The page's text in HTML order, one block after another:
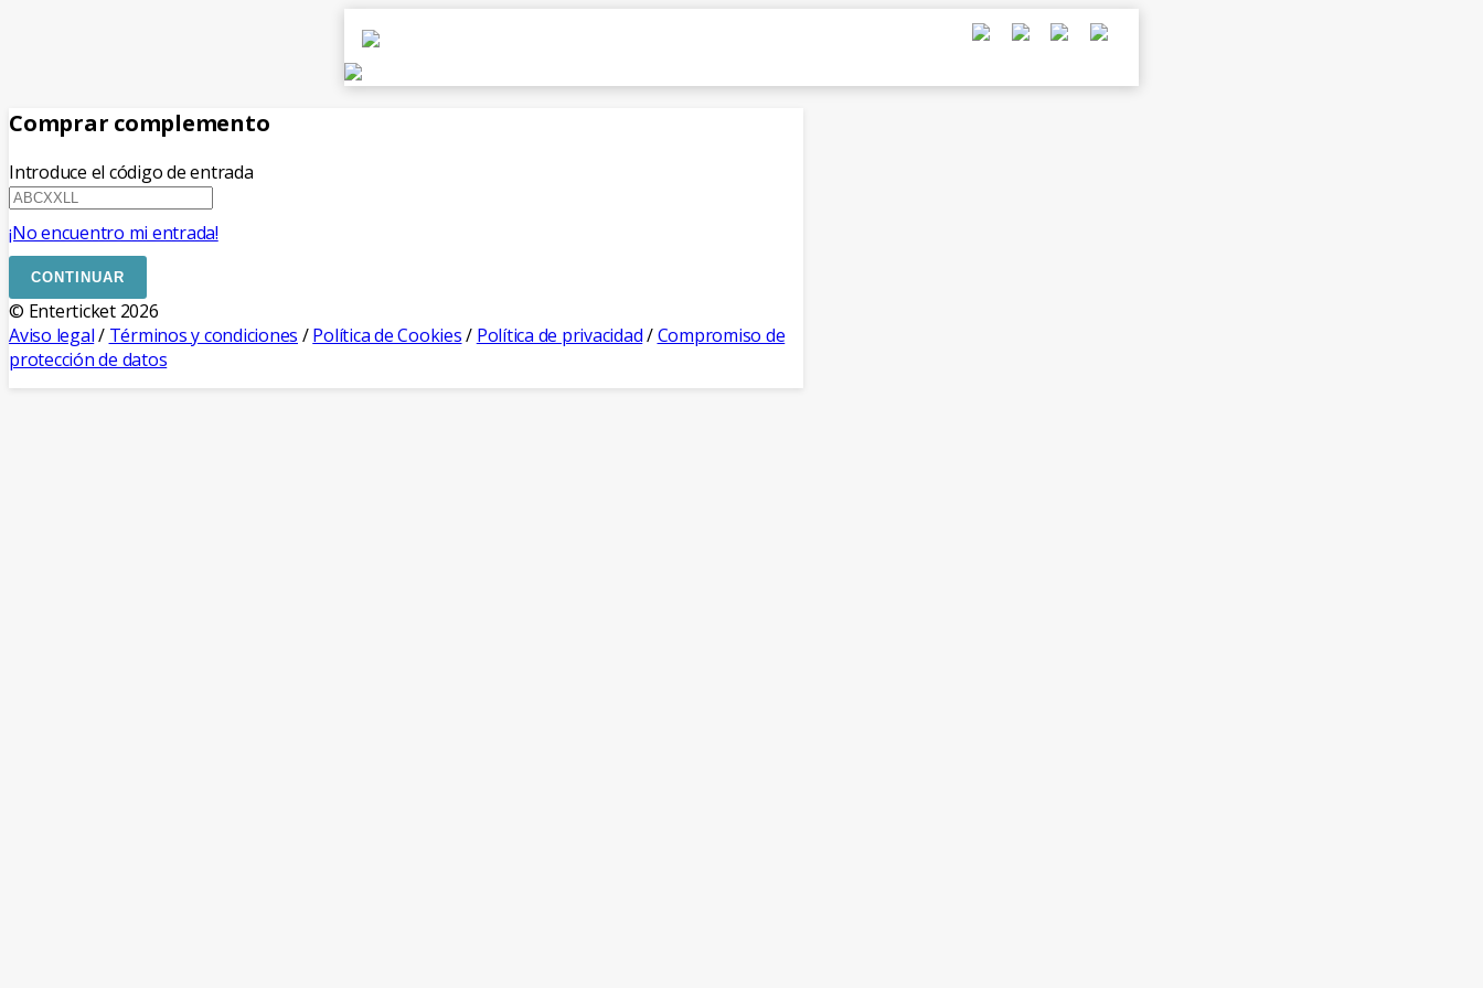
Comprar complemento
Introduce el código de entrada
¡No encuentro mi entrada!
CONTINUAR
© Enterticket 2026
Aviso legal/ Términos y condiciones /Política de Cookies/ Política de privacidad/Compromiso de
protección de datos